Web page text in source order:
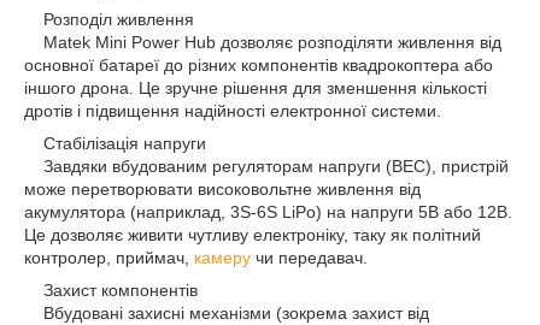
Розподіл живлення
Matek Mini Power Hub дозволяє розподіляти живлення від
основної батареї до різних компонентів квадрокоптера або
іншого дрона. Це зручне рішення для зменшення кількості
дротів і підвищення надійності електронної системи.
Стабілізація напруги
Завдяки вбудованим регуляторам напруги (BEC), пристрій
може перетворювати високовольтне живлення від
акумулятора (наприклад, 3S-6S LiPo) на напруги 5В або 12В.
Це дозволяє живити чутливу електроніку, таку як політний
контролер, приймач, камеру чи передавач.
Захист компонентів
Вбудовані захисні механізми (зокрема захист від